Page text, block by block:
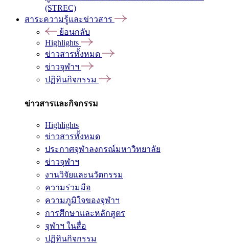
(STREC)
สาระความรู้และข่าวสาร
ย้อนกลับ
Highlights
ข่าวสารทั้งหมด
ข่าวจุฬาฯ
ปฏิทินกิจกรรม
ข่าวสารและกิจกรรม
Highlights
ข่าวสารทั้งหมด
ประกาศจุฬาลงกรณ์มหาวิทยาลัย
ข่าวจุฬาฯ
งานวิจัยและนวัตกรรม
ความร่วมมือ
ความภูมิใจของจุฬาฯ
การศึกษาและหลักสูตร
จุฬาฯ ในสื่อ
ปฏิทินกิจกรรม